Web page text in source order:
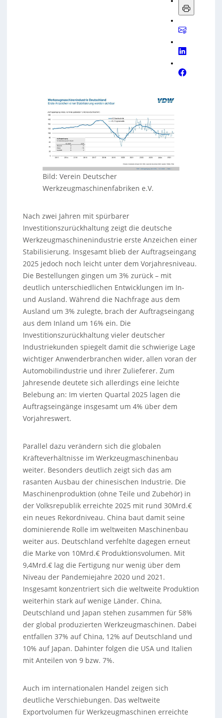
Bild: Verein Deutscher
Werkzeugmaschinenfabriken e.V.
Nach zwei Jahren mit spürbarer
Investitionszurückhaltung zeigt die deutsche
Werkzeugmaschinenindustrie erste Anzeichen einer
Stabilisierung. Insgesamt blieb der Auftragseingang
2025 jedoch noch leicht unter dem Vorjahresniveau.
Die Bestellungen gingen um 3% zurück – mit
deutlich unterschiedlichen Entwicklungen im In-
und Ausland. Während die Nachfrage aus dem
Ausland um 3% zulegte, brach der Auftragseingang
aus dem Inland um 16% ein. Die
Investitionszurückhaltung vieler deutscher
Industriekunden spiegelt damit die schwierige Lage
wichtiger Anwenderbranchen wider, allen voran der
Automobilindustrie und ihrer Zulieferer. Zum
Jahresende deutete sich allerdings eine leichte
Belebung an: Im vierten Quartal 2025 lagen die
Auftragseingänge insgesamt um 4% über dem
Vorjahreswert.
Parallel dazu verändern sich die globalen
Kräfteverhältnisse im Werkzeugmaschinenbau
weiter. Besonders deutlich zeigt sich das am
rasanten Ausbau der chinesischen Industrie. Die
Maschinenproduktion (ohne Teile und Zubehör) in
der Volksrepublik erreichte 2025 mit rund 30Mrd.€
ein neues Rekordniveau. China baut damit seine
dominierende Rolle im weltweiten Maschinenbau
weiter aus. Deutschland verfehlte dagegen erneut
die Marke von 10Mrd.€ Produktionsvolumen. Mit
9,4Mrd.€ lag die Fertigung nur wenig über dem
Niveau der Pandemiejahre 2020 und 2021.
Insgesamt konzentriert sich die weltweite Produktion
weiterhin stark auf wenige Länder. China,
Deutschland und Japan stehen zusammen für 58%
der global produzierten Werkzeugmaschinen. Dabei
entfallen 37% auf China, 12% auf Deutschland und
10% auf Japan. Dahinter folgen die USA und Italien
mit Anteilen von 9 bzw. 7%.
Auch im internationalen Handel zeigen sich
deutliche Verschiebungen. Das weltweite
Exportvolumen für Werkzeugmaschinen erreichte